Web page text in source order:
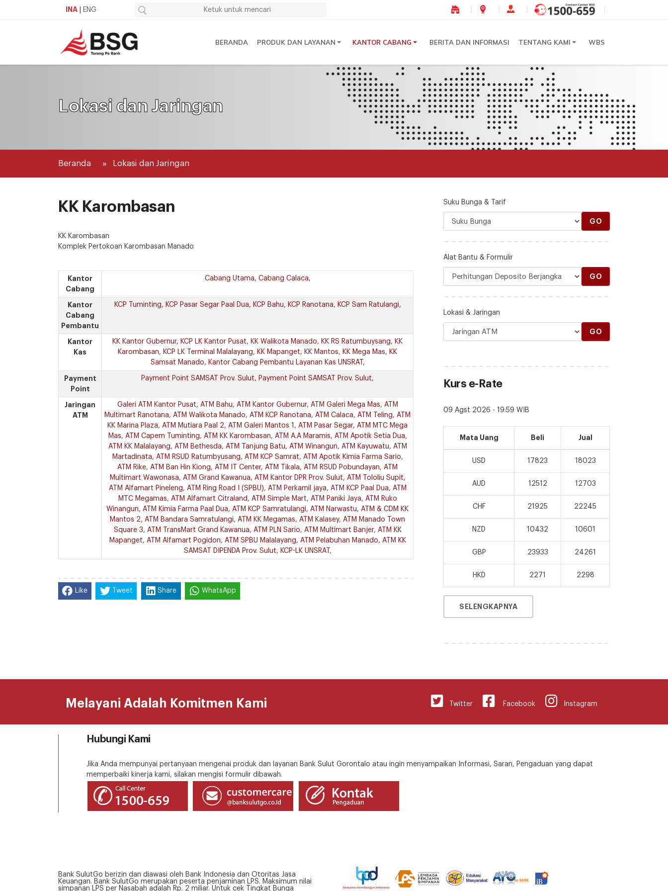
INA ENG
BERANDA PRODUK DAN LAYANAN KANTOR CABANG BERITA DAN INFORMASI TENTANG KAMI WBS
Lokasi dan Jaringan
Beranda Lokasi dan Jaringan
KK Karombasan
KK Karombasan
Komplek Pertokoan Karombasan Manado
Kantor
Cabang
Cabang Utama, Cabang Calaca,
Kantor
Cabang
Pembantu
KCP Tuminting, KCP Pasar Segar Paal Dua, KCP Bahu, KCP Ranotana, KCP Sam Ratulangi,
Kantor
Kas
KK Kantor Gubernur, KCP LK Kantor Pusat, KK Walikota Manado, KK RS Ratumbuysang, KK
Karombasan, KCP LK Terminal Malalayang, KK Mapanget, KK Mantos, KK Mega Mas, KK
Samsat Manado, Kantor Cabang Pembantu Layanan Kas UNSRAT ,
Payment
Point
Payment Point SAMSAT Prov. Sulut, Payment Point SAMSAT Prov. Sulut,
Jaringan
ATM
Galeri ATM Kantor Pusat, ATM Bahu, ATM Kantor Gubernur, ATM Galeri Mega Mas, ATM
Multimart Ranotana, ATM Walikota Manado, ATM KCP Ranotana, ATM Calaca, ATM Teling, ATM
KK Marina Plaza, ATM Mutiara Paal 2, ATM Galeri Mantos 1 , ATM Pasar Segar, ATM MTC Mega
Mas, ATM Capem Tuminting, ATM KK Karombasan, ATM A.A Maramis, ATM Apotik Setia Dua,
ATM KK Malalayang, ATM Bethesda, ATM Tanjung Batu, ATM Winangun, ATM Kayuwatu, ATM
Martadinata, ATM RSUD Ratumbyusang, ATM KCP Samrat, ATM Apotik Kimia Farma Sario,
ATM Rike, ATM Ban Hin Kiong, ATM IT Center, ATM Tikala, ATM RSUD Pobundayan, ATM
Multimart Wawonasa, ATM Grand Kawanua, ATM Kantor DPR Prov. Sulut, ATM Tololiu Supit,
ATM Alfamart Pineleng, ATM Ring Road I (SPBU), ATM Perkamil jaya, ATM KCP Paal Dua, ATM
MTC Megamas, ATM Alfamart Citraland , ATM Simple Mart, ATM Paniki Jaya, ATM Ruko
Winangun, ATM Kimia Farma Paal Dua, ATM KCP Samratulangi, ATM Narwastu, ATM & CDM KK
Mantos 2, ATM Bandara Samratulangi, ATM KK Megamas, ATM Kalasey, ATM Manado Town
Square 3, ATM TransMart Grand Kawanua, ATM PLN Sario, ATM Multimart Banjer, ATM KK
Mapanget, ATM Alfamart Pogidon, ATM SPBU Malalayang, ATM Pelabuhan Manado, ATM KK
SAMSAT DIPENDA Prov. Sulut, KCP-LK UNSRAT ,
Like Tweet Share WhatsApp
Suku Bunga & Tarif
GO
Alat Bantu & Formulir
GO
Lokasi & Jaringan
GO
Kurs e-Rate
09 Agst 2026 - 19:59 WIB
Mata Uang Beli Jual
USD 17823 18023
AUD 12512 12703
CHF 21925 22245
NZD 10432 10601
GBP 23933 24261
HKD 2271 2298
SELENGKAPNYA
Melayani Adalah Komitmen Kami Instagram
Facebook
Twitter
Hubungi Kami
Jika Anda mempunyai pertanyaan mengenai produk dan layanan Bank Sulut Gorontalo atau ingin menyampaikan Informasi, Saran, Pengaduan yang dapat
memperbaiki kinerja kami, silakan mengisi formulir dibawah.
Bank SulutGo berizin dan diawasi oleh Bank Indonesia dan Otoritas Jasa
Keuangan. Bank SulutGo merupakan peserta penjaminan LPS. Maksimum nilai
simpanan LPS per Nasabah adalah Rp. 2 miliar. Untuk cek Tingkat Bunga